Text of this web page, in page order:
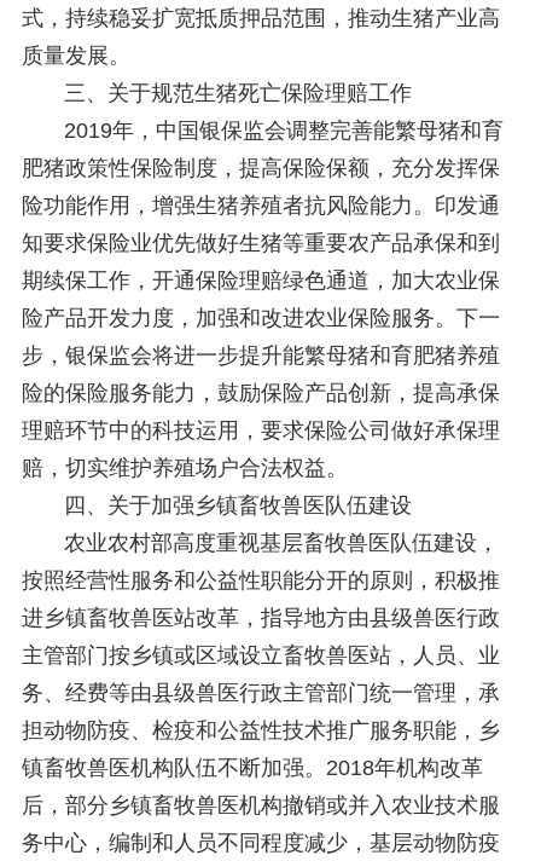
式，持续稳妥扩宽抵质押品范围，推动生猪产业高
质量发展。
三、关于规范生猪死亡保险理赔工作
2019年，中国银保监会调整完善能繁母猪和育
肥猪政策性保险制度，提高保险保额，充分发挥保
险功能作用，增强生猪养殖者抗风险能力。印发通
知要求保险业优先做好生猪等重要农产品承保和到
期续保工作，开通保险理赔绿色通道，加大农业保
险产品开发力度，加强和改进农业保险服务。下一
步，银保监会将进一步提升能繁母猪和育肥猪养殖
险的保险服务能力，鼓励保险产品创新，提高承保
理赔环节中的科技运用，要求保险公司做好承保理
赔，切实维护养殖场户合法权益。
四、关于加强乡镇畜牧兽医队伍建设
农业农村部高度重视基层畜牧兽医队伍建设，
按照经营性服务和公益性职能分开的原则，积极推
进乡镇畜牧兽医站改革，指导地方由县级兽医行政
主管部门按乡镇或区域设立畜牧兽医站，人员、业
务、经费等由县级兽医行政主管部门统一管理，承
担动物防疫、检疫和公益性技术推广服务职能，乡
镇畜牧兽医机构队伍不断加强。2018年机构改革
后，部分乡镇畜牧兽医机构撤销或并入农业技术服
务中心，编制和人员不同程度减少，基层动物防疫